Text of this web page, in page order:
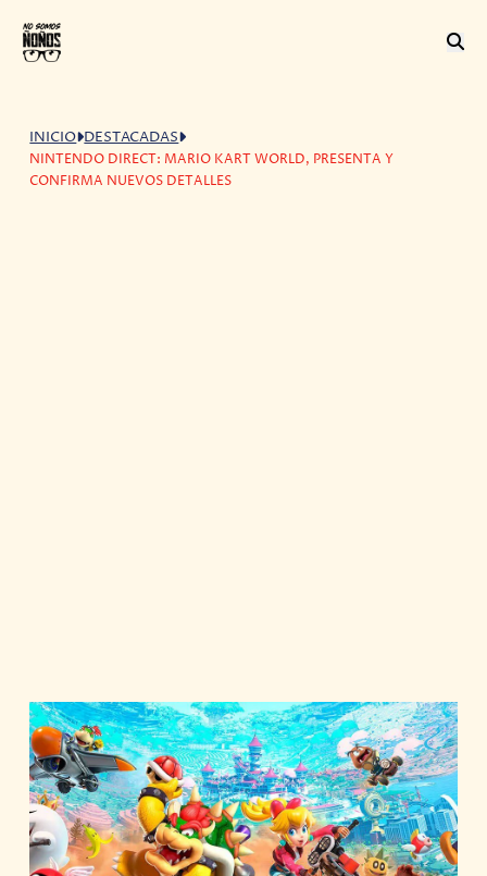
INICIO DESTACADAS
NINTENDO DIRECT: MARIO KART WORLD, PRESENTA Y
CONFIRMA NUEVOS DETALLES